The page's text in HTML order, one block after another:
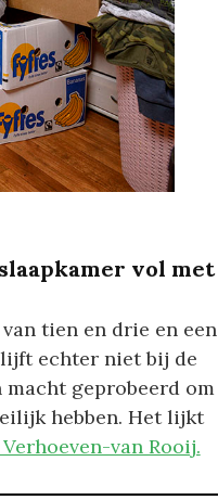
vol met
tien en drie en een
echter niet bij de
macht geprobeerd om
hebben. Het lijkt
van Rooij.